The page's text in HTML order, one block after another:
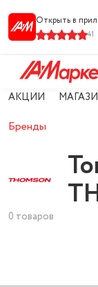
Открыть в
41
АКЦИИ
Бренды
0 товаров